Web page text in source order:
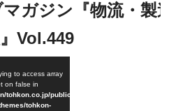
ガジン『物流・製
Vol.449
to access array
on false in
tohkon.co.jp/public_html/wp-
tohkon-